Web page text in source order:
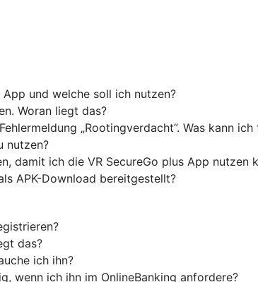
und welche soll ich nutzen?
Woran liegt das?
„Rootingverdacht”. Was kann ich
nutzen?
damit ich die VR SecureGo plus App nutzen
APK-Download bereitgestellt?
das?
ich ihn?
wenn ich ihn im OnlineBanking anfordere?